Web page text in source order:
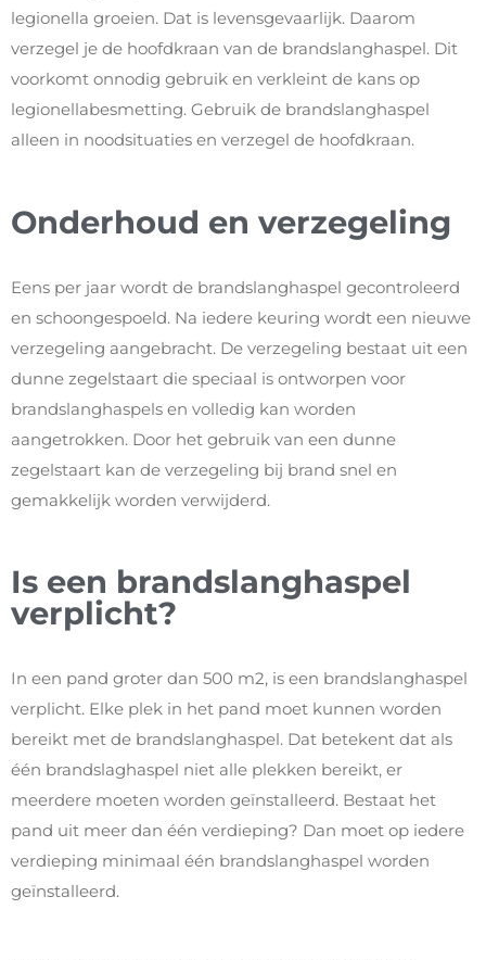
legionella groeien. Dat is levensgevaarlijk. Daarom
verzegel je de hoofdkraan van de brandslanghaspel. Dit
voorkomt onnodig gebruik en verkleint de kans op
legionellabesmetting. Gebruik de brandslanghaspel
alleen in noodsituaties en verzegel de hoofdkraan.
Onderhoud en verzegeling
Eens per jaar wordt de brandslanghaspel gecontroleerd
en schoongespoeld. Na iedere keuring wordt een nieuwe
verzegeling aangebracht. De verzegeling bestaat uit een
dunne zegelstaart die speciaal is ontworpen voor
brandslanghaspels en volledig kan worden
aangetrokken. Door het gebruik van een dunne
zegelstaart kan de verzegeling bij brand snel en
gemakkelijk worden verwijderd.
Is een brandslanghaspel
verplicht?
In een pand groter dan 500 m2, is een brandslanghaspel
verplicht. Elke plek in het pand moet kunnen worden
bereikt met de brandslanghaspel. Dat betekent dat als
één brandslaghaspel niet alle plekken bereikt, er
meerdere moeten worden geïnstalleerd. Bestaat het
pand uit meer dan één verdieping? Dan moet op iedere
verdieping minimaal één brandslanghaspel worden
geïnstalleerd.